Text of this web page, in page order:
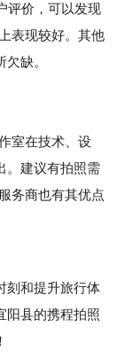
价，可以发现
表现较好。其他
缺。
室在技术、设
。建议有拍照需
务商也有其优点
和提升旅行体
阳县的携程拍照